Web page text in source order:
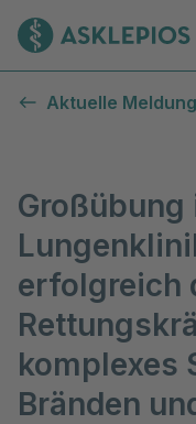
Aktuelle
erfolgreich
komplexes
Bränden